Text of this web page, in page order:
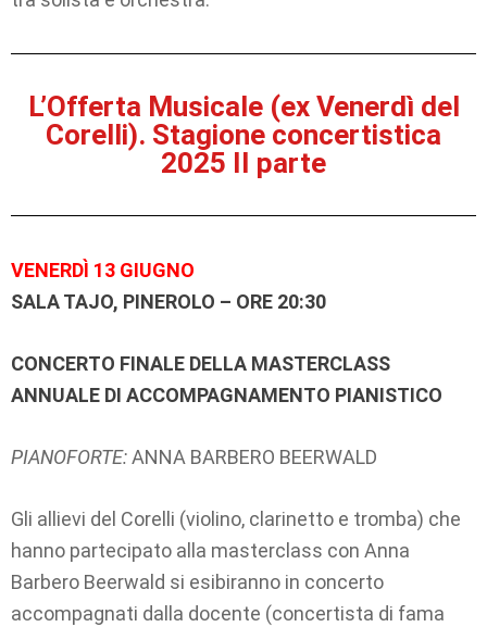
L’Offerta Musicale (ex Venerdì del
Corelli). Stagione concertistica
2025 II parte
VENERDÌ 13 GIUGNO
SALA TAJO, PINEROLO – ORE 20:30
CONCERTO FINALE DELLA MASTERCLASS
ANNUALE DI ACCOMPAGNAMENTO PIANISTICO
PIANOFORTE:ANNA BARBERO BEERWALD
Gli allievi del Corelli (violino, clarinetto e tromba) che
hanno partecipato alla masterclass con Anna
Barbero Beerwald si esibiranno in concerto
accompagnati dalla docente (concertista di fama